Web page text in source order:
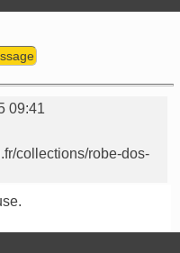
09:41
collections/robe-dos-